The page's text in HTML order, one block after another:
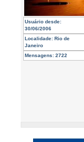
Usuário desde:
30/06/2006
Localidade: Rio de
Janeiro
Mensagens: 2722